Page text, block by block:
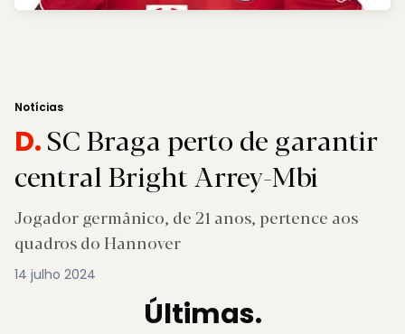
Notícias
D.SC Braga perto de garantir
central Bright Arrey-Mbi
Jogador germânico, de 21 anos, pertence aos
quadros do Hannover
14 julho 2024
Últimas.